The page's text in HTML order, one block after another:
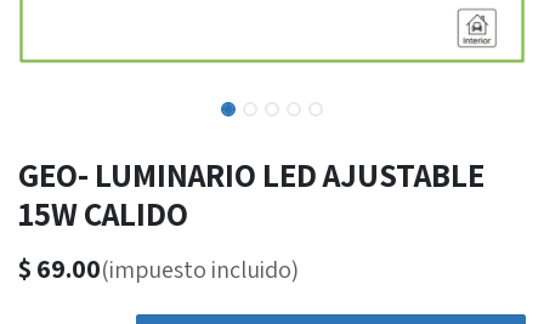
GEO- LUMINARIO LED AJUSTABLE
15W CALIDO
$ 69.00(impuesto incluido)